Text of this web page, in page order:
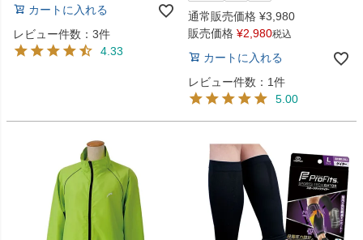
カートに入れる
レビュー件数：3件
4.33
通常販売価格 ¥3,980
販売価格 ¥2,980税込
カートに入れる
レビュー件数：1件
5.00